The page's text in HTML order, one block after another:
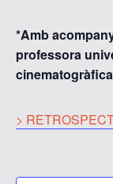
*Amb
professora
>